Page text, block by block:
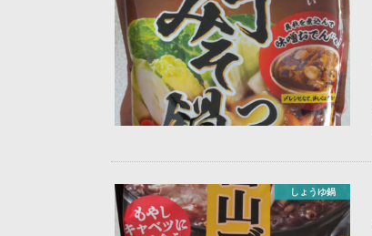
しょうゆ鍋